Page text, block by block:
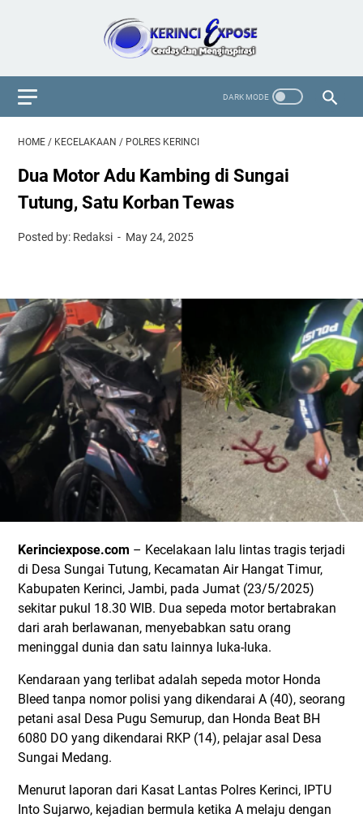
HOME / KECELAKAAN / POLRES KERINCI
Dua Motor Adu Kambing di Sungai
Tutung, Satu Korban Tewas
Posted by: Redaksi May 24, 2025
Kerinciexpose.com – Kecelakaan lalu lintas tragis terjadi
di Desa Sungai Tutung, Kecamatan Air Hangat Timur,
Kabupaten Kerinci, Jambi, pada Jumat (23/5/2025)
sekitar pukul 18.30 WIB. Dua sepeda motor bertabrakan
dari arah berlawanan, menyebabkan satu orang
meninggal dunia dan satu lainnya luka-luka.
Kendaraan yang terlibat adalah sepeda motor Honda
Bleed tanpa nomor polisi yang dikendarai A (40), seorang
petani asal Desa Pugu Semurup, dan Honda Beat BH
6080 DO yang dikendarai RKP (14), pelajar asal Desa
Sungai Medang.
Menurut laporan dari Kasat Lantas Polres Kerinci, IPTU
Into Sujarwo, kejadian bermula ketika A melaju dengan